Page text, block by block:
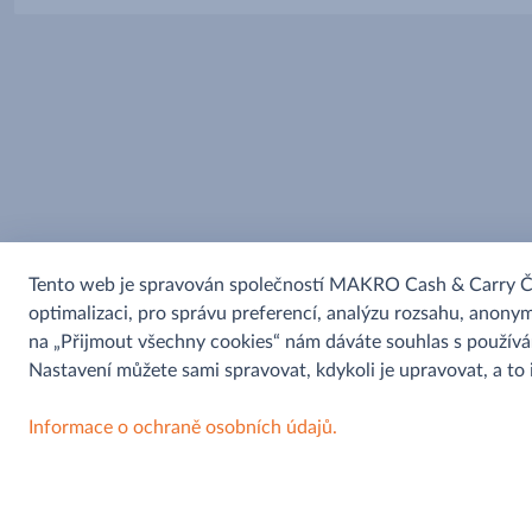
Tento web je spravován společností MAKRO Cash & Carry
optimalizaci, pro správu preferencí, analýzu rozsahu,
na „Přijmout všechny cookies“ nám dáváte souhlas s
Nastavení můžete sami spravovat, kdykoli je upravovat, a to
Informace o ochraně osobních údajů.